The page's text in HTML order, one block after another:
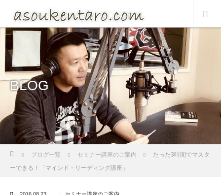
BLOG
ブログ一覧 セミナー講座のご案内
たった3時間でマスタ
ーできる！「マインド・リーディング講座」